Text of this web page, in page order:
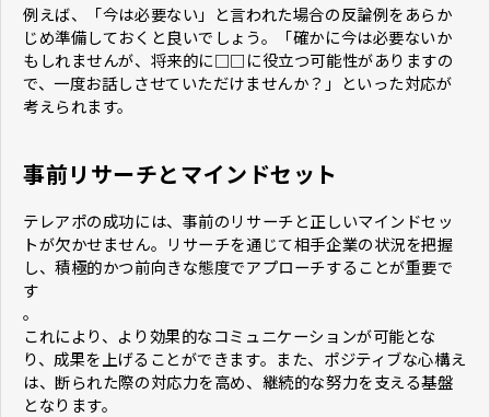
例えば、「今は必要ない」と言われた場合の反論例をあらか
じめ準備しておくと良いでしょう。「確かに今は必要ないか
もしれませんが、将来的に□□に役立つ可能性がありますの
で、一度お話しさせていただけませんか？」といった対応が
考えられます。
事前リサーチとマインドセット
テレアポの成功には、事前のリサーチと正しいマインドセッ
トが欠かせません。リサーチを通じて相手企業の状況を把握
し、積極的かつ前向きな態度でアプローチすることが重要で
す
。
これにより、より効果的なコミュニケーションが可能とな
り、成果を上げることができます。また、ポジティブな心構え
は、断られた際の対応力を高め、継続的な努力を支える基盤
となります。